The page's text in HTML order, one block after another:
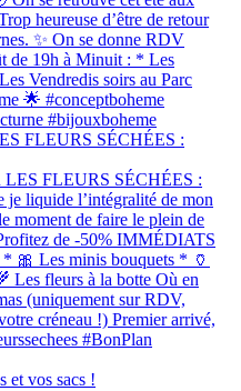
FLEURS SÉCHÉES :
et vos sacs !